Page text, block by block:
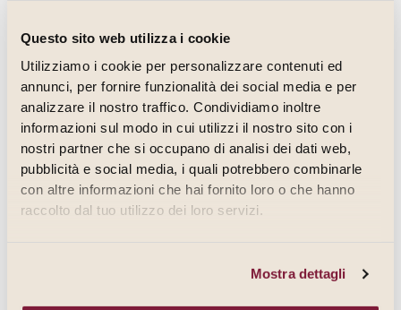
Questo sito web utilizza i cookie
Utilizziamo i cookie per personalizzare contenuti ed
annunci, per fornire funzionalità dei social media e per
analizzare il nostro traffico. Condividiamo inoltre
informazioni sul modo in cui utilizzi il nostro sito con i
nostri partner che si occupano di analisi dei dati web,
pubblicità e social media, i quali potrebbero combinarle
con altre informazioni che hai fornito loro o che hanno
raccolto dal tuo utilizzo dei loro servizi.
Mostra dettagli
NATURA DEL CONFERIMENTO DEI DATI
I dati raccolti automaticamente, mediante navigazione, sono
necessari per la fruizione dei servizi web e il loro
conferimento è obbligatorio per poter aver accesso al sito e ai
servizi resi disponibili.
Per quanto riguarda i dati comunicati dall’utente per le
della richiesta di informazioni o supporto.